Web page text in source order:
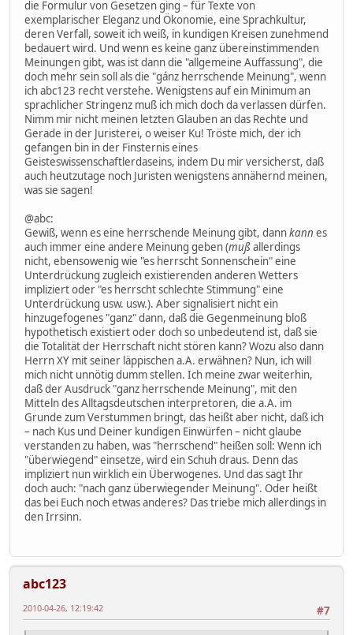
die Formulur von Gesetzen ging – für Texte von
exemplarischer Eleganz und Ökonomie, eine Sprachkultur,
deren Verfall, soweit ich weiß, in kundigen Kreisen zunehmend
bedauert wird. Und wenn es keine ganz übereinstimmenden
Meinungen gibt, was ist dann die "allgemeine Auffassung", die
doch mehr sein soll als die "gánz herrschende Meinung", wenn
ich abc123 recht verstehe. Wenigstens auf ein Minimum an
sprachlicher Stringenz muß ich mich doch da verlassen dürfen.
Nimm mir nicht meinen letzten Glauben an das Rechte und
Gerade in der Juristerei, o weiser Ku! Tröste mich, der ich
gefangen bin in der Finsternis eines
Geisteswissenschaftlerdaseins, indem Du mir versicherst, daß
auch heutzutage noch Juristen wenigstens annähernd meinen,
was sie sagen!
@abc:
Gewiß, wenn es eine herrschende Meinung gibt, dannkann es
auch immer eine andere Meinung geben (mußallerdings
nicht, ebensowenig wie "es herrscht Sonnenschein" eine
Unterdrückung zugleich existierenden anderen Wetters
impliziert oder "es herrscht schlechte Stimmung" eine
Unterdrückung usw. usw.). Aber signalisiert nicht ein
hinzugefogenes "ganz" dann, daß die Gegenmeinung bloß
hypothetisch existiert oder doch so unbedeutend ist, daß sie
die Totalität der Herrschaft nicht stören kann? Wozu also dann
Herrn XY mit seiner läppischen a.A. erwähnen? Nun, ich will
mich nicht unnötig dumm stellen. Ich meine zwar weiterhin,
daß der Ausdruck "ganz herrschende Meinung", mit den
Mitteln des Alltagsdeutschen interpretoren, die a.A. im
Grunde zum Verstummen bringt, das heißt aber nicht, daß ich
– nach Kus und Deiner kundigen Einwürfen – nicht glaube
verstanden zu haben, was "herrschend" heißen soll: Wenn ich
"überwiegend" einsetze, wird ein Schuh draus. Denn das
impliziert nun wirklich ein Überwogenes. Und das sagt Ihr
doch auch: "nach ganz überwiegender Meinung". Oder heißt
das bei Euch noch etwas anderes? Das triebe mich allerdings in
den Irrsinn.
abc123
#7
2010-04-26, 12:19:42